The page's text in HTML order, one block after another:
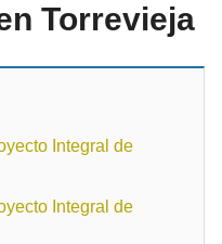
Torrevieja
Integral de
Integral de